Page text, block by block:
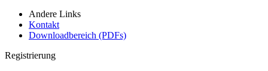
Andere Links
Kontakt
Downloadbereich (PDFs)
Registrierung